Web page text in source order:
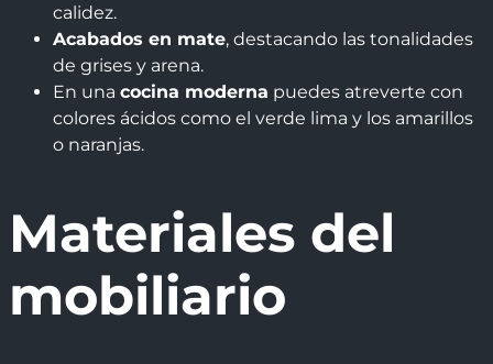
calidez.
Acabados en mate, destacando las tonalidades
de grises y arena.
En una cocina moderna puedes atreverte con
colores ácidos como el verde lima y los amarillos
o naranjas.
Materiales del
mobiliario